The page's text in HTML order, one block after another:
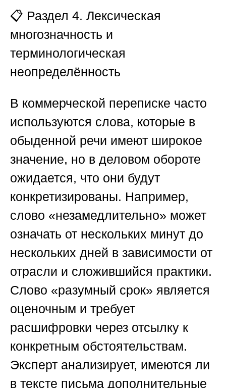
📋 Раздел 4. Лексическая
многозначность и
терминологическая
неопределённость
В коммерческой переписке часто
используются слова, которые в
обыденной речи имеют широкое
значение, но в деловом обороте
ожидается, что они будут
конкретизированы. Например,
слово «незамедлительно» может
означать от нескольких минут до
нескольких дней в зависимости от
отрасли и сложившийся практики.
Слово «разумный срок» является
оценочным и требует
расшифровки через отсылку к
конкретным обстоятельствам.
Эксперт анализирует, имеются ли
в тексте письма дополнительные